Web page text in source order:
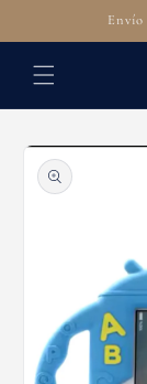
directamente
al contenido
directamente
a la
información